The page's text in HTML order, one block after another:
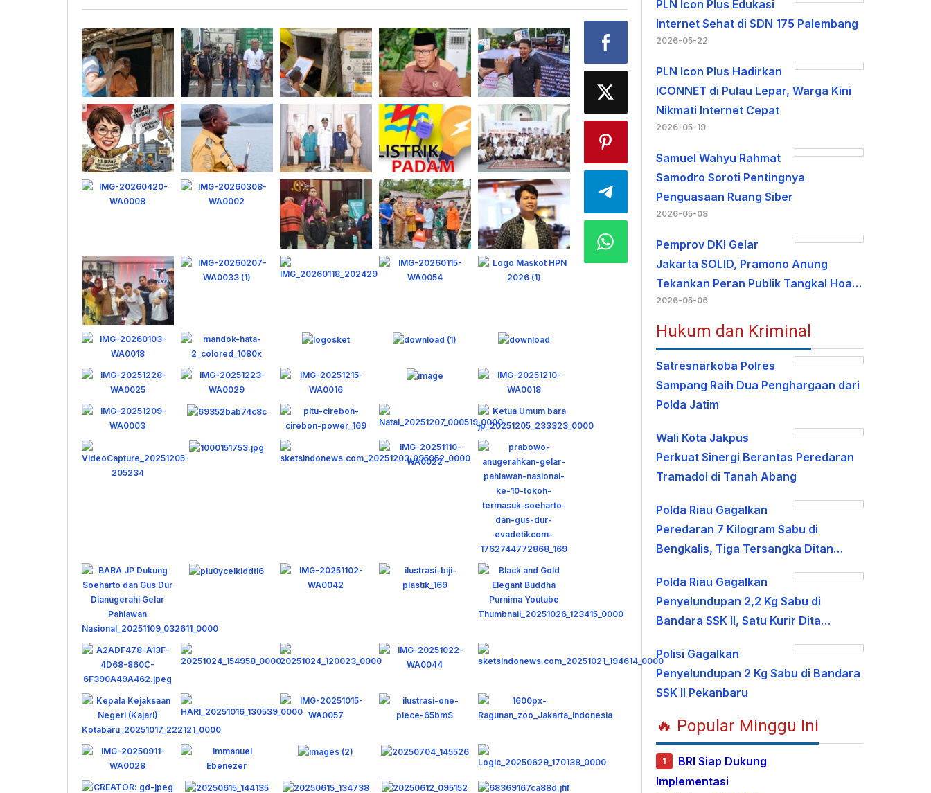
PLN Icon Plus Edukasi
Internet Sehat di SDN 175 Palembang
2026-05-22
PLN Icon Plus Hadirkan
ICONNET di Pulau Lepar, Warga Kini
Nikmati Internet Cepat
2026-05-19
Samuel Wahyu Rahmat
Samodro Soroti Pentingnya
Penguasaan Ruang Siber
2026-05-08
Pemprov DKI Gelar
Jakarta SOLID, Pramono Anung
Tekankan Peran Publik Tangkal Hoa…
2026-05-06
Hukum dan Kriminal
Satresnarkoba Polres
Sampang Raih Dua Penghargaan dari
Polda Jatim
Wali Kota Jakpus
Perkuat Sinergi Berantas Peredaran
Tramadol di Tanah Abang
Polda Riau Gagalkan
Peredaran 7 Kilogram Sabu di
Bengkalis, Tiga Tersangka Ditan…
Polda Riau Gagalkan
Penyelundupan 2,2 Kg Sabu di
Bandara SSK II, Satu Kurir Dita…
Polisi Gagalkan
Penyelundupan 2 Kg Sabu di Bandara
SSK II Pekanbaru
🔥 Popular Minggu Ini
1
BRI Siap Dukung
Implementasi